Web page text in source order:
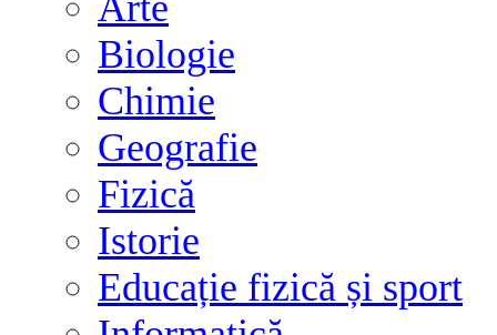
Biologie
Chimie
Geografie
Fizică
Istorie
Educație fizică și sport